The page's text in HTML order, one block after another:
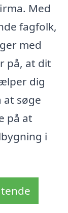
Med
fagfolk,
med
på, at dit
dig
søge
på at
i